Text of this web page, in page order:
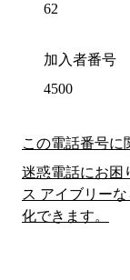
62
加入者番号
4500
この電話番号に
迷惑電話にお困
ス アイブリー
化できます。